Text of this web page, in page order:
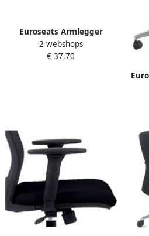
Euroseats Armlegger
Canillo 010 verstelbaar set
van 2 stuks
2 webshops
€ 37,70